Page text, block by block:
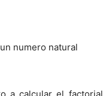
numero natural